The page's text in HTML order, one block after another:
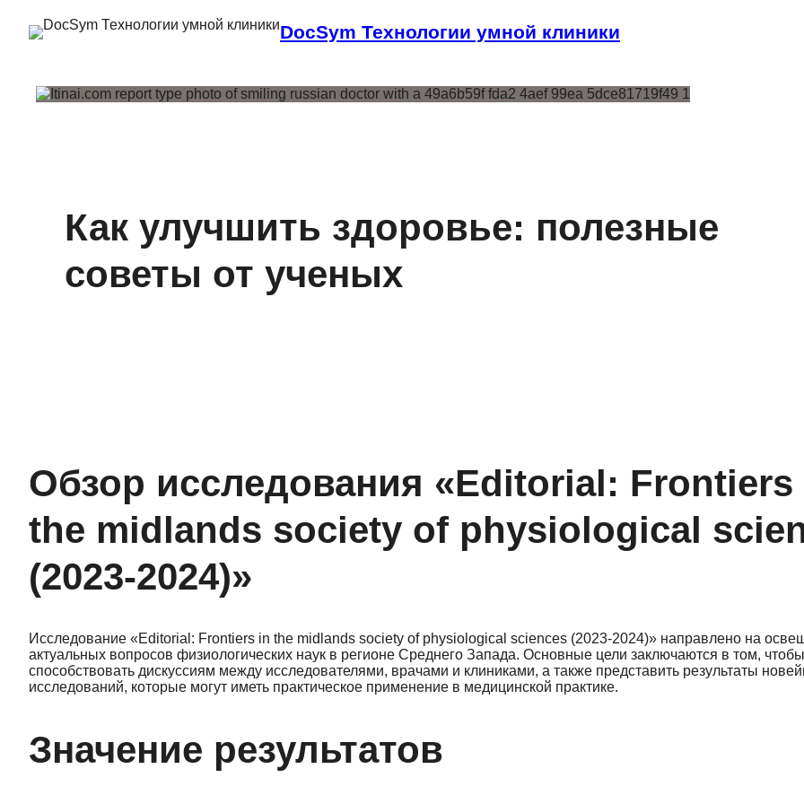
DocSym Технологии умной клиники
Как улучшить здоровье: полезные
советы от ученых
Обзор исследования «Editorial: Frontiers
the midlands society of physiological
(2023-2024)»
Исследование «Editorial: Frontiers in the midlands society of physiological sciences (2023-2024)» направлено на
актуальных вопросов физиологических наук в регионе Среднего Запада. Основные цели заключаются в том, чтобы
способствовать дискуссиям между исследователями, врачами и клиниками, а также представить результаты
исследований, которые могут иметь практическое применение в медицинской практике.
Значение результатов